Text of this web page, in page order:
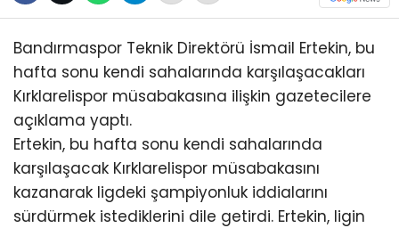
Bandırmaspor Teknik Direktörü İsmail Ertekin, bu
hafta sonu kendi sahalarında karşılaşacakları
Kırklarelispor müsabakasına ilişkin gazetecilere
açıklama yaptı.
Ertekin, bu hafta sonu kendi sahalarında
karşılaşacak Kırklarelispor müsabakasını
kazanarak ligdeki şampiyonluk iddialarını
sürdürmek istediklerini dile getirdi. Ertekin, ligin